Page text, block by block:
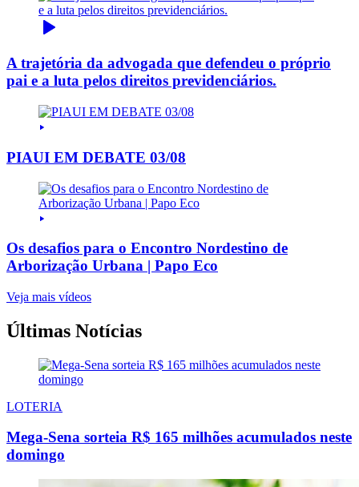
A trajetória da advogada que defendeu o próprio
pai e a luta pelos direitos previdenciários.
PIAUI EM DEBATE 03/08
Os desafios para o Encontro Nordestino de
Arborização Urbana | Papo Eco
Veja mais vídeos
Últimas Notícias
LOTERIA
Mega-Sena sorteia R$ 165 milhões acumulados neste
domingo